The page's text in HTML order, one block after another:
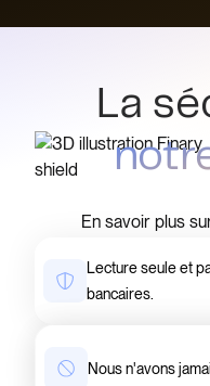
La
En savoir plus
Lecture seule et
bancaires.
Nous n'avons